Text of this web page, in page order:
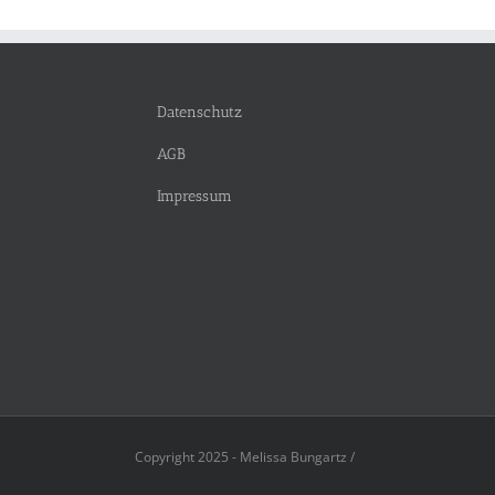
Datenschutz
AGB
Impressum
Copyright 2025 - Melissa Bungartz /